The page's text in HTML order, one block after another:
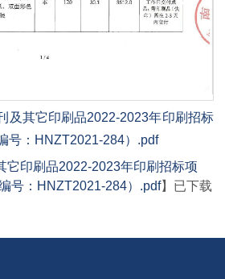
第 1 页
及其它印刷品2022-2023年印刷招标
号：HNZT2021-284）.pdf
它印刷品2022-2023年印刷招标项
号：HNZT2021-284）.pdf】已下载